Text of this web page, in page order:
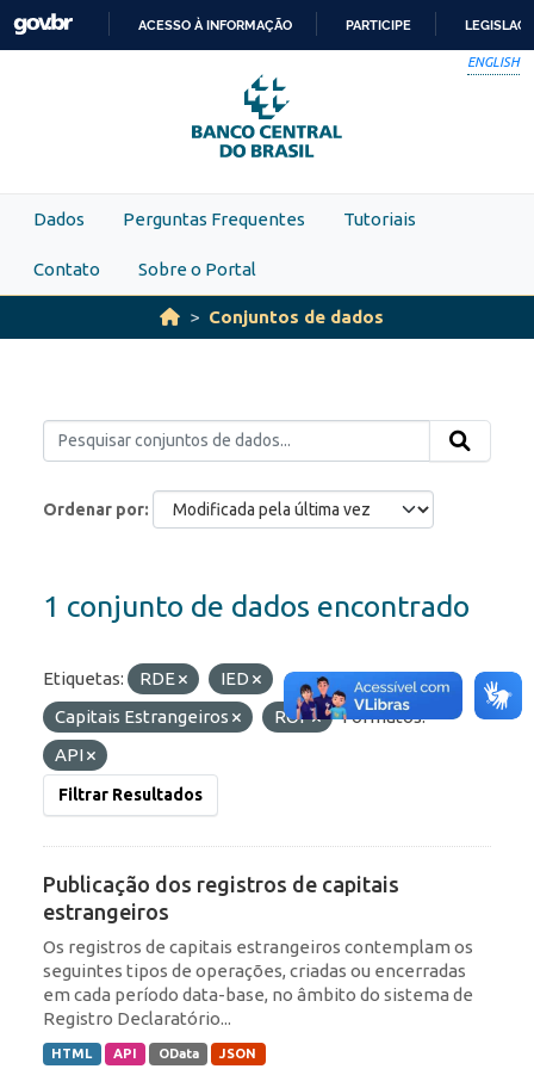
Skip to main content
PARA
O
CONTEÚDO
ACESSO À INFORMAÇÃO PARTICIPE
ENGLISH
Dados Perguntas Frequentes Tutoriais
Contato Sobre o Portal
Conjuntos de dados
Ordenar por
1 conjunto de dados encontrado
Etiquetas: RDE
IED
Capitais Estrangeiros
ROF
Formatos:
API
Filtrar Resultados
Publicação dos registros de capitais
estrangeiros
Os registros de capitais estrangeiros contemplam os
seguintes tipos de operações, criadas ou encerradas
em cada período data-base, no âmbito do sistema de
Registro Declaratório...
HTML API OData JSON